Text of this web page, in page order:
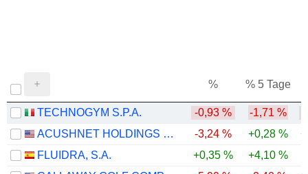
% % 5 Tage
TECHNOGYM S.P.A. -0,93 % -1,71 %
ACUSHNET HOLDINGS CORP.
-3,24 % +0,28 %
FLUIDRA, S.A.
+0,35 % +4,10 %